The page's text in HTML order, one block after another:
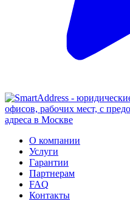
офисов, рабочих мест, с
адреса в Москве
О компании
Услуги
Гарантии
Партнерам
FAQ
Контакты